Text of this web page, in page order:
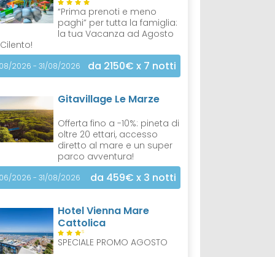
“Prima prenoti e meno
paghi” per tutta la famiglia:
la tua Vacanza ad Agosto
2026 - 31/08/2026 da 2150€ x 7 notti
Gitavillage Le Marze
Offerta fino a -10%: pineta di
oltre 20 ettari, accesso
diretto al mare e un super
parco avventura!
2026 - 31/08/2026 da 459€ x 3 notti
Hotel Vienna Mare
Cattolica
S
SPECIALE PROMO AGOSTO